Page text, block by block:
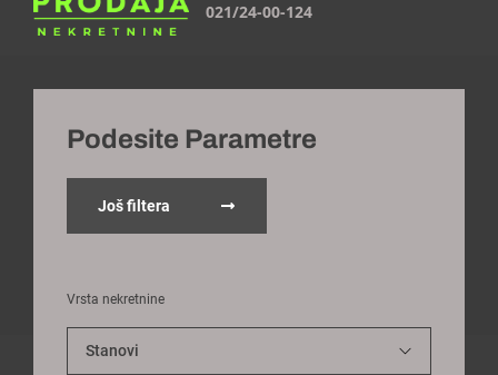
021/24-00-124
Podesite Parametre
Još filtera
Vrsta nekretnine